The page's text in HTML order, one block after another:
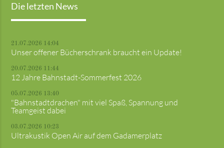
Die letzten News
21.07.2026 14:04
Unser offener Bücherschrank braucht ein Update!
20.07.2026 11:44
12 Jahre Bahnstadt-Sommerfest 2026
05.07.2026 13:40
"Bahnstadtdrachen" mit viel Spaß, Spannung und
Teamgeist dabei
03.07.2026 10:23
Ultrakustik Open Air auf dem Gadamerplatz